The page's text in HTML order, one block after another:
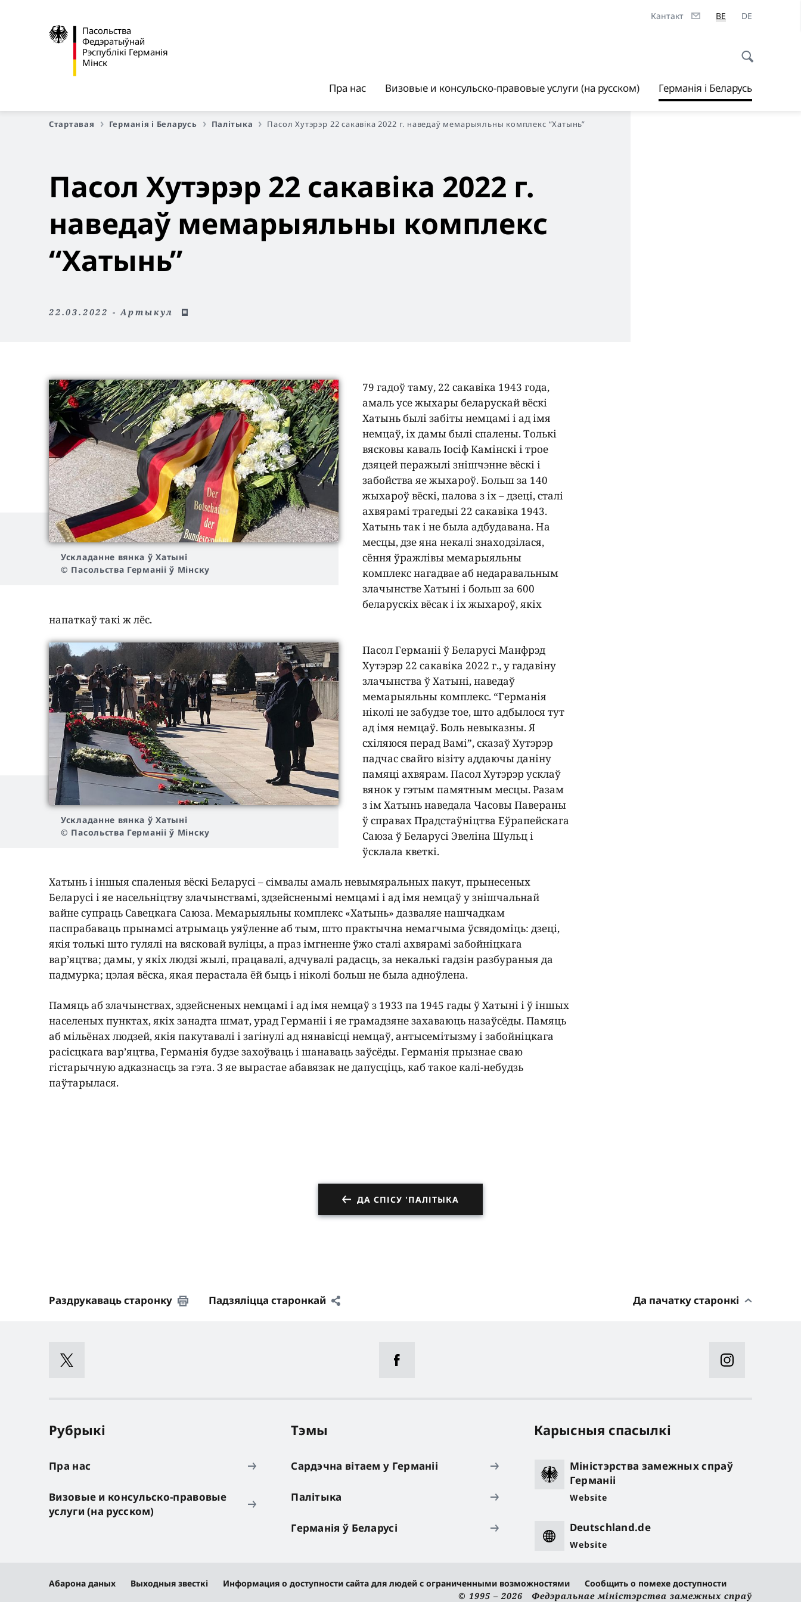
Пасольства
Федэратыўнай
Рэспублікі Германія
Мінск
Кантакт BE DE
Пра нас Визовые и консульско-правовые услуги (на русском) Германія і Беларусь
Стартавая Германія і Беларусь Палітыка Пасол Хутэрэр 22 сакавіка 2022 г. наведаў мемарыяльны комплекс “Хатынь”
Пасол Хутэрэр 22 сакавіка 2022 г.
наведаў мемарыяльны комплекс
“Хатынь”
22.03.2022 - Артыкул
Ускладанне вянка ў Хатыні
© Пасольства Германіі ў Мінску
79 гадоў таму, 22 сакавіка 1943 года,
амаль усе жыхары беларускай вёскі
Хатынь былі забіты немцамі і ад імя
немцаў, іх дамы былі спалены. Толькі
вясковы каваль Іосіф Камінскі і трое
дзяцей перажылі знішчэнне вёскі і
забойства яе жыхароў. Больш за 140
жыхароў вёскі, палова з іх – дзеці, сталі
ахвярамі трагедыі 22 сакавіка 1943.
Хатынь так і не была адбудавана. На
месцы, дзе яна некалі знаходзілася,
сёння ўражлівы мемарыяльны
комплекс нагадвае аб недаравальным
злачынстве Хатыні і больш за 600
беларускіх вёсак і іх жыхароў, якіх
напаткаў такі ж лёс.
Ускладанне вянка ў Хатыні
© Пасольства Германіі ў Мінску
Пасол Германіі ў Беларусі Манфрэд
Хутэрэр 22 сакавіка 2022 г., у гадавіну
злачынства ў Хатыні, наведаў
мемарыяльны комплекс. “Германія
ніколі не забудзе тое, што адбылося тут
ад імя немцаў. Боль невыказны. Я
схіляюся перад Вамі”, сказаў Хутэрэр
падчас свайго візіту аддаючы даніну
памяці ахвярам. Пасол Хутэрэр усклаў
вянок у гэтым памятным месцы. Разам
з ім Хатынь наведала Часовы Павераны
ў справах Прадстаўніцтва Еўрапейскага
Саюза ў Беларусі Эвеліна Шульц і
ўсклала кветкі.
Хатынь і іншыя спаленыя вёскі Беларусі – сімвалы амаль невымяральных пакут, прынесеных
Беларусі і яе насельніцтву злачынствамі, здзейсненымі немцамі і ад імя немцаў у знішчальнай
вайне супраць Савецкага Саюза. Мемарыяльны комплекс «Хатынь» дазваляе нашчадкам
паспрабаваць прынамсі атрымаць уяўленне аб тым, што практычна немагчыма ўсвядоміць: дзеці,
якія толькі што гулялі на вясковай вуліцы, а праз імгненне ўжо сталі ахвярамі забойніцкага
вар’яцтва; дамы, у якіх людзі жылі, працавалі, адчувалі радасць, за некалькі гадзін разбураныя да
падмурка; цэлая вёска, якая перастала ёй быць і ніколі больш не была адноўлена.
Памяць аб злачынствах, здзейсненых немцамі і ад імя немцаў з 1933 па 1945 гады ў Хатыні і ў іншых
населеных пунктах, якіх занадта шмат, урад Германіі і яе грамадзяне захаваюць назаўсёды. Памяць
аб мільёнах людзей, якія пакутавалі і загінулі ад нянавісці немцаў, антысемітызму і забойніцкага
расісцкага вар’яцтва, Германія будзе захоўваць і шанаваць заўсёды. Германія прызнае сваю
гістарычную адказнасць за гэта. З яе вырастае абавязак не дапусціць, каб такое калі-небудзь
паўтарылася.
ДА СПІСУ 'ПАЛІТЫКА
Раздрукаваць старонку Падзяліцца старонкай Да пачатку старонкі
Рубрыкі
Пра нас
Визовые и консульско-правовые
услуги (на русском)
Тэмы
Сардэчна вітаем у Германіі
Палітыка
Германія ў Беларусі
Карысныя спасылкі
Міністэрства замежных спраў
Германіі
Website
Deutschland.de
Website
Абарона даных Выходныя звесткі Информация о доступности сайта для людей с ограниченными возможностями
Сообщить о помехе доступности
© 1995 – 2026 Федэральнае міністэрства замежных спраў